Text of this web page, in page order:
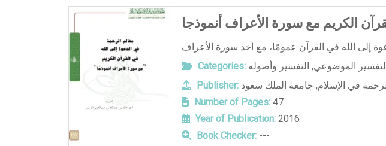
الكريم مع سورة الأعراف أنموذجا
Categories:
الموضوعي, التفسير وأصوله
Publisher:
في الإسلام, جامعة الملك سعود
Number of Pages: 47
Year of Publication: 2016
Book Checker: ---